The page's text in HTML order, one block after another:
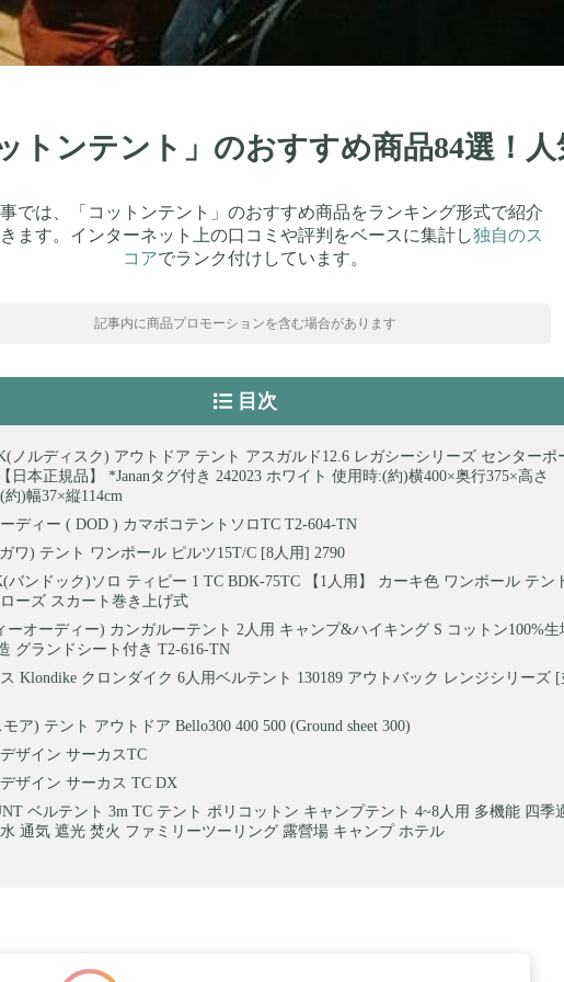
トンテント」のおすすめ商品84選！
では、「コットンテント」のおすすめ商品をランキング形式で紹介
ます。インターネット上の口コミや評判をベースに集計し独自のス
コアでランク付けしています。
記事内に商品プロモーションを含む場合があります
目次
ノルディスク) アウトドア テント アスガルド12.6 レガシーシリーズ センターポ
日本正規品】 *Jananタグ付き 242023 ホワイト 使用時:(約)横400×奥行375×高さ
)幅37×縦114cm
ディー ( DOD ) カマボコテントソロTC T2-604-TN
ワ) テント ワンポール ピルツ15T/C [8人用] 2790
バンドック)ソロ ティピー 1 TC BDK-75TC 【1人用】 カーキ色 ワンポール テン
ーズ スカート巻き上げ式
ーオーディー) カンガルーテント 2人用 キャンプ&ハイキング S コットン100%生
グランドシート付き T2-616-TN
Klondike クロンダイク 6人用ベルテント 130189 アウトバック レンジシリーズ [
ア) テント アウトドア Bello300 400 500 (Ground sheet 300)
ザイン サーカスTC
ザイン サーカス TC DX
ベルテント 3m TC テント ポリコットン キャンプテント 4~8人用 多機能 四季
通気 遮光 焚火 ファミリーツーリング 露營場 キャンプ ホテル